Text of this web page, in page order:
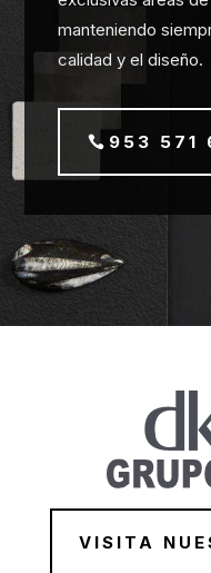
manteniendo
calidad y el diseño.
953 571
VISITA